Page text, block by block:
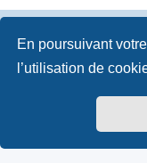
En poursuivant
l’utilisation de